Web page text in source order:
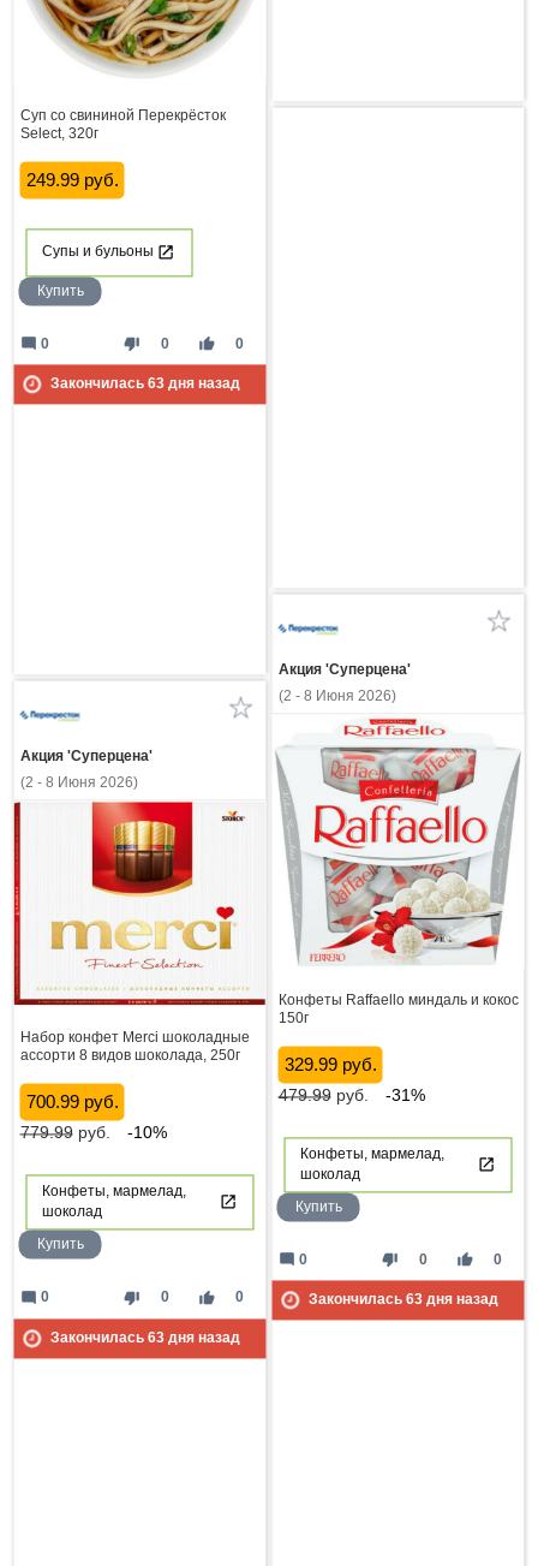
Суп со свининой Перекрёсток
Select, 320г
249.99 руб.
Супы и бульоны
Купить
thumb_down 0 thumb_up 0
mode_comment 0
Закончилась 63дня назад
Акция 'Суперцена'
(2 - 8 Июня 2026)
Конфеты Raffaello миндаль и кокос
150г
329.99 руб.
479.99руб. -31%
Конфеты, мармелад,
шоколад
Купить
thumb_down 0 thumb_up 0
mode_comment 0
Закончилась 63дня назад
Акция 'Суперцена'
(2 - 8 Июня 2026)
Набор конфет Merci шоколадные
ассорти 8 видов шоколада, 250г
700.99 руб.
779.99руб. -10%
Конфеты, мармелад,
шоколад
Купить
thumb_down 0 thumb_up 0
mode_comment 0
Закончилась 63дня назад